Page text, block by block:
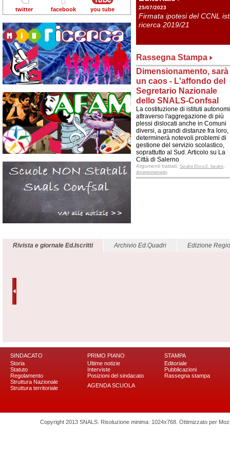
twitter facebook you tube 25/07/2023
Firmata ipotesi del CCNL
ricerca 2019/21
Rassegna Stampa
Dimensionamento, sarà
un caos - L'affondo del
Segretario Nazionale
dello SNALS-Confsal
La costituzione di istituti autonomi
attraverso l'aggregazione di più
plessi dislocati anche in Comuni
diversi, a grandi distanze fra loro,
determinerà notevoli problemi di
gestione del servizio scolastico,
soprattutto al Sud. Articolo su La
Città di Salerno
Argomenti trattati: Serafini Elvira E. Serafini
dimensionamento
Rivista e giornale Ed.Iscritti Archivio Ed.Quadri Edizione
SINDACATO
Storia
Statuto
Regolamento
Struttura Nazionale
Struttura territoriale
PRIMO PIANO
Ultime notizie
Interviste
Posizioni del sindacato
AGENDA SCUOLA
STAMPA
Editoriale
Pubblicazioni
Rassegna stampa
Copyright 2013 SNALS. Risoluzione minima: 1024x768. Ottimizzato per